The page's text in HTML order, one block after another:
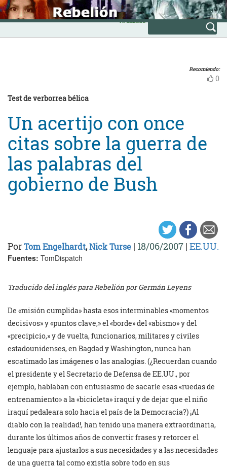
Skip
to
content
INICIO
Avanzada
Recomiendo:
0
Test de verborrea bélica
Un acertijo con once
citas sobre la guerra de
las palabras del
gobierno de Bush
PorTom Engelhardt,Nick Turse | 18/06/2007 | EE.UU.
Fuentes: TomDispatch
Traducido del inglés para Rebelión por Germán Leyens
De «misión cumplida» hasta esos interminables «momentos
decisivos» y «puntos clave,» el «borde» del «abismo» y del
«precipicio,» y de vuelta, funcionarios, militares y civiles
estadounidenses, en Bagdad y Washington, nunca han
escatimado las imágenes o las analogías. (¿Recuerdan cuando
el presidente y el Secretario de Defensa de EE.UU., por
ejemplo, hablaban con entusiasmo de sacarle esas «ruedas de
entrenamiento» a la «bicicleta» iraquí y de dejar que el niño
iraquí pedaleara solo hacia el país de la Democracia?) ¡Al
diablo con la realidad!, han tenido una manera extraordinaria,
durante los últimos años de convertir frases y retorcer el
lenguaje para ajustarlos a sus necesidades y a las necesidades
de una guerra tal como existía sobre todo en sus